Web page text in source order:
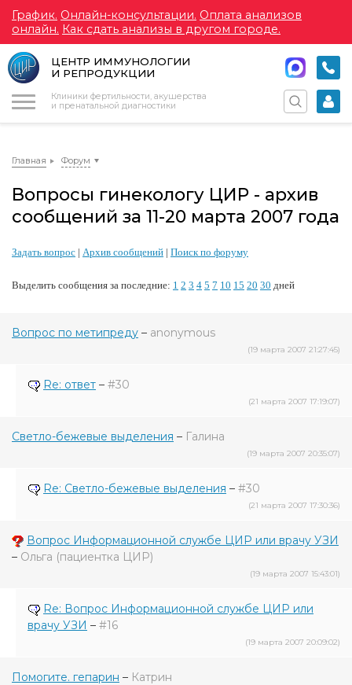
График. Онлайн-консультации. Оплата анализов
онлайн. Как сдать анализы в другом городе.
ЦЕНТР ИММУНОЛОГИИ
И РЕПРОДУКЦИИ
Клиники фертильности, акушерства
и пренатальной диагностики
Главная Форум
Вопросы гинекологу ЦИР - архив
сообщений за 11-20 марта 2007 года
Задать вопрос | Архив сообщений | Поиск по форуму
Выделить сообщения за последние: 1 2 3 4 5 7 10 15 20 30 дней
Вопрос по метипреду – anonymous
(19 марта 2007 21:27:45)
Re: ответ – #30
(21 марта 2007 17:19:07)
Светло-бежевые выделения – Галина
(19 марта 2007 20:35:07)
Re: Светло-бежевые выделения – #30
(21 марта 2007 17:30:36)
Вопрос Информационной службе ЦИР или врачу УЗИ
– Ольга (пациентка ЦИР)
(19 марта 2007 15:43:01)
Re: Вопрос Информационной службе ЦИР или
врачу УЗИ – #16
(19 марта 2007 20:09:02)
Помогите. гепарин – Катрин